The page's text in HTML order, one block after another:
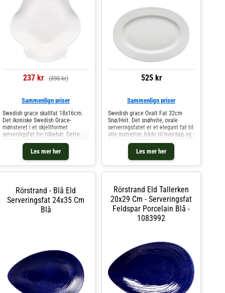
237 kr (395 kr)
Les mer her
Sammenlign priser
Swedish grace skallfat 18x16cm.
Det ikoniske Swedish Grace-
mønsteret i et skjellformet
serveringsfat for tilbehør. Dette
blikkfanget hyller opprinnelsen til
det svenske Nasjonalserviset med
en følelse av tidløs stil. Det
elegante mønsteret av hveteak
525 kr
Les mer her
Sammenlign priser
Swedish grace Ovalt Fat 32cm
Snø/Hvit. Det snøhvite, ovale
serveringsfatet er et elegant fat til
alle matretter, både til hverdag og
fest. Swedish Grace er et tidløst
ikon - mønsteret er inspirert av
grasiøst vaiende hveteaks og
bringer harmoni og tr
Rörstrand - Blå Eld
Serveringsfat 24x35 Cm
Blå
Rörstrand Eld Tallerken
20x29 Cm - Serveringsfat
Feldspar Porcelain Blå -
1083992